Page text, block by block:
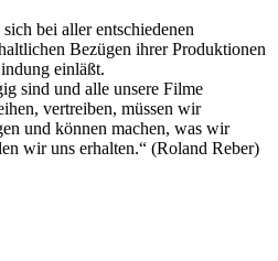
bei aller entschiedenen
Bezügen ihrer Produktionen
einläßt.
sind und alle unsere Filme
vertreiben, müssen wir
und können machen, was wir
wir uns erhalten.“ (Roland Reber)